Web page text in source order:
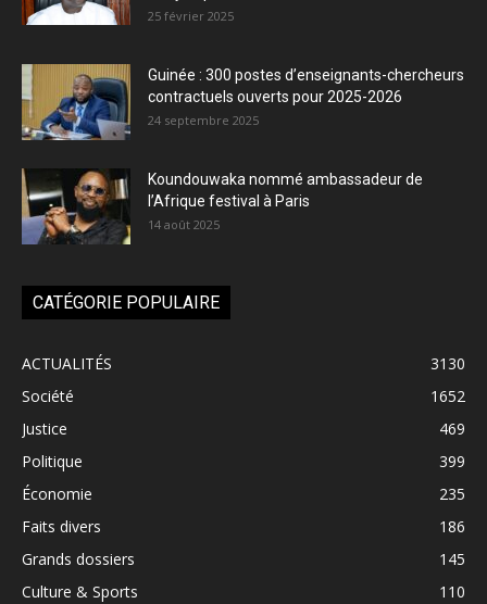
25 février 2025
Guinée : 300 postes d’enseignants-chercheurs
contractuels ouverts pour 2025-2026
24 septembre 2025
Koundouwaka nommé ambassadeur de
l’Afrique festival à Paris
14 août 2025
CATÉGORIE POPULAIRE
ACTUALITÉS
3130
Société
1652
Justice
469
Politique
399
Économie
235
Faits divers
186
Grands dossiers
145
Culture & Sports
110